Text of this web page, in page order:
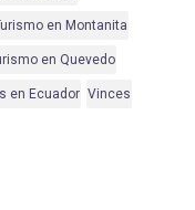
en Montanita
en Quevedo
en Ecuador Vinces